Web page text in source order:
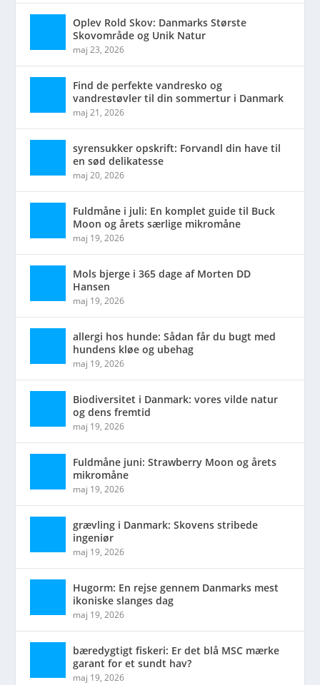
Oplev Rold Skov: Danmarks Største
Skovområde og Unik Natur
maj 23, 2026
Find de perfekte vandresko og
vandrestøvler til din sommertur i Danmark
maj 21, 2026
syrensukker opskrift: Forvandl din have til
en sød delikatesse
maj 20, 2026
Fuldmåne i juli: En komplet guide til Buck
Moon og årets særlige mikromåne
maj 19, 2026
Mols bjerge i 365 dage af Morten DD
Hansen
maj 19, 2026
allergi hos hunde: Sådan får du bugt med
hundens kløe og ubehag
maj 19, 2026
Biodiversitet i Danmark: vores vilde natur
og dens fremtid
maj 19, 2026
Fuldmåne juni: Strawberry Moon og årets
mikromåne
maj 19, 2026
grævling i Danmark: Skovens stribede
ingeniør
maj 19, 2026
Hugorm: En rejse gennem Danmarks mest
ikoniske slanges dag
maj 19, 2026
bæredygtigt fiskeri: Er det blå MSC mærke
garant for et sundt hav?
maj 19, 2026